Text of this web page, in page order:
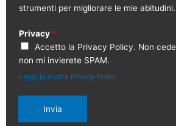
strumenti per migliorare le mie abitudini.
Privacy *
Accetto la Privacy Policy. Non
non mi invierete SPAM.
Leggi la nostra Privacy Policy
Invia